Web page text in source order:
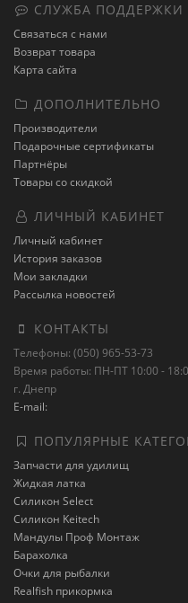
СЛУЖБА ПОДДЕРЖКИ
Связаться с нами
Возврат товара
Карта сайта
ДОПОЛНИТЕЛЬНО
Производители
Подарочные сертификаты
Партнёры
Товары со скидкой
ЛИЧНЫЙ КАБИНЕТ
Личный кабинет
История заказов
Мои закладки
Рассылка новостей
КОНТАКТЫ
Телефоны: (050) 965-53-73
Время работы: ПН-ПТ 10:00 -
г. Днепр
E-mail:
ПОПУЛЯРНЫЕ
Запчасти для удилищ
Жидкая латка
Силикон Select
Силикон Keitech
Мандулы Проф Монтаж
Барахолка
Очки для рыбалки
Realfish прикормка